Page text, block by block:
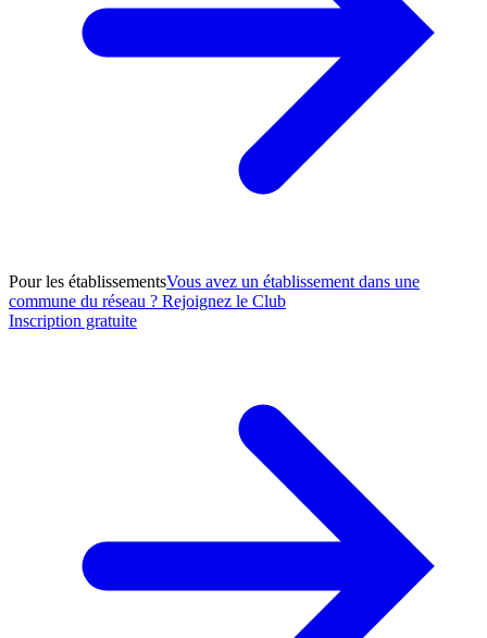
Pour les établissementsVous avez un établissement dans une
commune du réseau ? Rejoignez le Club
Inscription gratuite